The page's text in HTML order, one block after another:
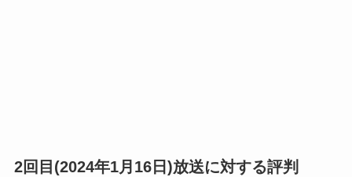
2回目(2024年1月16日)放送に対する評判